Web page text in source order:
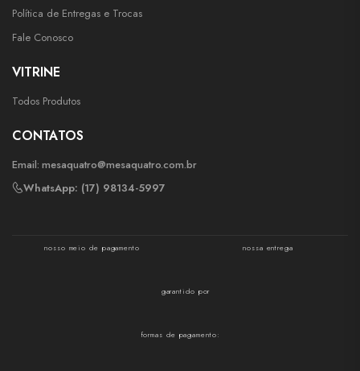
Política de Entregas e Trocas
Fale Conosco
VITRINE
Todos Produtos
CONTATOS
Email: mesaquatro@mesaquatro.com.br
WhatsApp: (17) 98134-5997
nosso meio de pagamento nossa entrega
garantido por
formas de pagamento: